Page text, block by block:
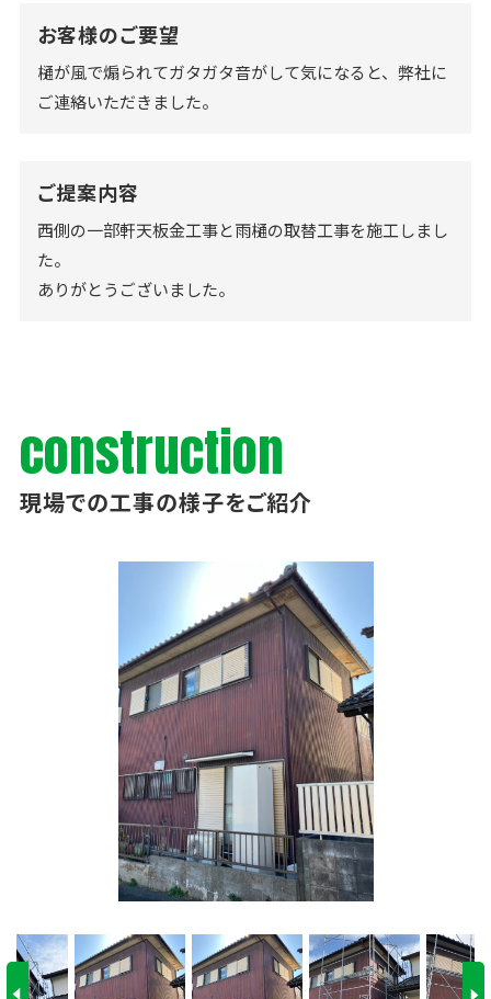
お客様のご要望
樋が風で煽られてガタガタ音がして気になると、弊社に
ご連絡いただきました。
ご提案内容
西側の一部軒天板金工事と雨樋の取替工事を施工しまし
た。
ありがとうございました。
construction
現場での工事の様子をご紹介